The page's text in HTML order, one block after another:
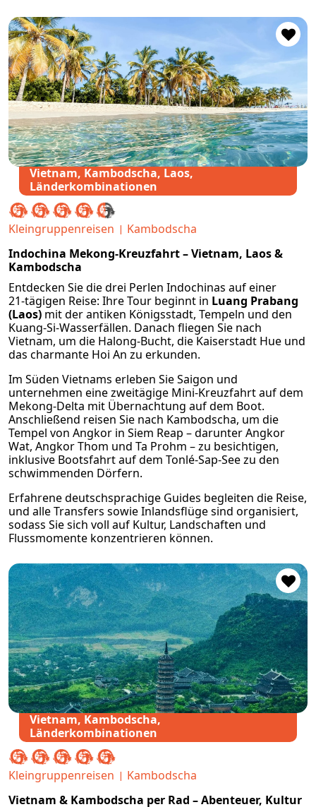
Vietnam, Kambodscha, Laos,
Länderkombinationen
Kleingruppenreisen
Kambodscha
Indochina Mekong‑Kreuzfahrt – Vietnam, Laos &
Kambodscha
Entdecken Sie die drei Perlen Indochinas auf einer
21‑tägigen Reise: Ihre Tour beginnt in Luang Prabang
(Laos) mit der antiken Königsstadt, Tempeln und den
Kuang‑Si‑Wasserfällen. Danach fliegen Sie nach
Vietnam, um die Halong‑Bucht, die Kaiserstadt Hue und
das charmante Hoi An zu erkunden.
Im Süden Vietnams erleben Sie Saigon und
unternehmen eine zweitägige Mini-Kreuzfahrt auf dem
Mekong-Delta mit Übernachtung auf dem Boot.
Anschließend reisen Sie nach Kambodscha, um die
Tempel von Angkor in Siem Reap – darunter Angkor
Wat, Angkor Thom und Ta Prohm – zu besichtigen,
inklusive Bootsfahrt auf dem Tonlé‑Sap‑See zu den
schwimmenden Dörfern.
Erfahrene deutschsprachige Guides begleiten die Reise,
und alle Transfers sowie Inlandsflüge sind organisiert,
sodass Sie sich voll auf Kultur, Landschaften und
Flussmomente konzentrieren können.
Vietnam, Kambodscha,
Länderkombinationen
Kleingruppenreisen
Kambodscha
Vietnam & Kambodscha per Rad – Abenteuer, Kultur